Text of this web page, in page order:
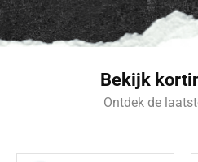
Bekijk
Ontdek de